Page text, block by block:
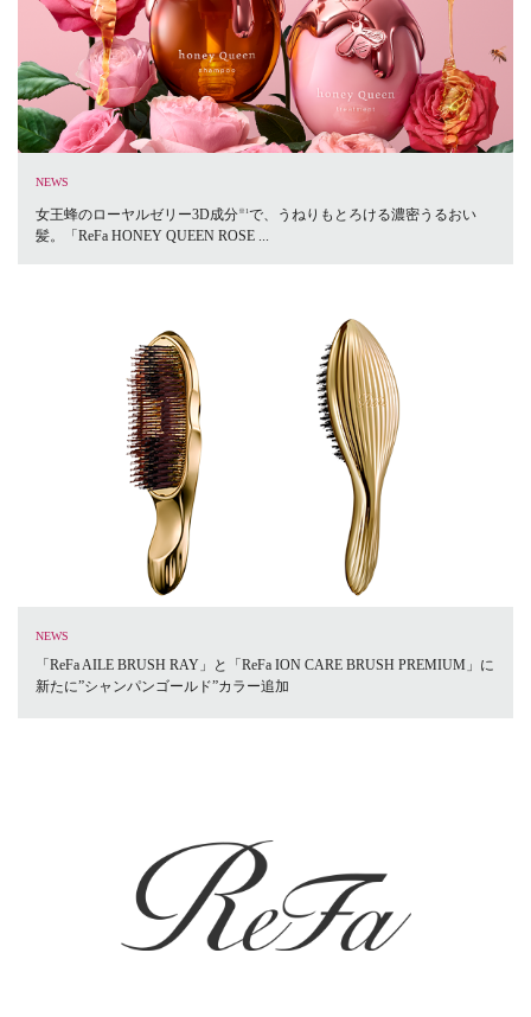
NEWS
女王蜂のローヤルゼリー3D成分※1で、うねりもとろける濃密うるおい
髪。「ReFa HONEY QUEEN ROSE ...
NEWS
「ReFa AILE BRUSH RAY」と「ReFa ION CARE BRUSH PREMIUM」に
新たに”シャンパンゴールド”カラー追加